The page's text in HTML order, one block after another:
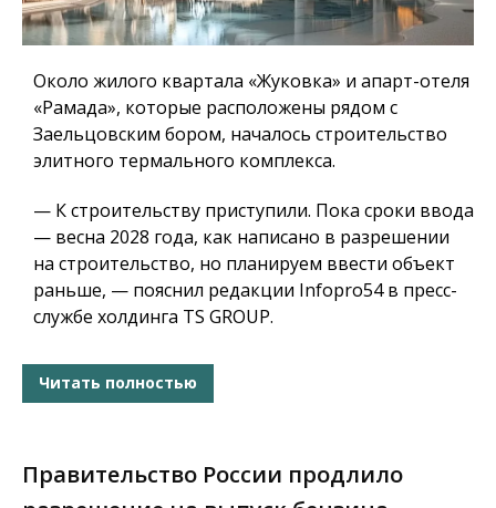
Около жилого квартала «Жуковка» и апарт-отеля
«Рамада», которые расположены рядом с
Заельцовским бором, началось строительство
элитного термального комплекса.
— К строительству приступили. Пока сроки ввода
— весна 2028 года, как написано в разрешении
на строительство, но планируем ввести объект
раньше, — пояснил редакции Infopro54 в пресс-
службе холдинга TS GROUP.
Читать полностью
Правительство России продлило